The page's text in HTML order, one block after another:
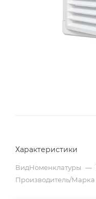
Характеристики
ВидНоменклатуры —
Производитель/Марка